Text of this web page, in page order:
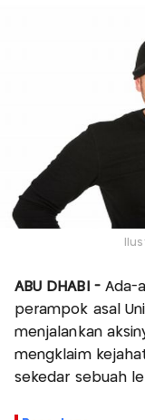
ABU DHABI -Ada-
perampok asal
menjalankan
mengklaim
sekedar sebuah